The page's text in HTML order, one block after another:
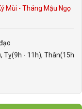
Mùi - Tháng Mậu Ngọ
Tỵ(9h - 11h), Thân(15h